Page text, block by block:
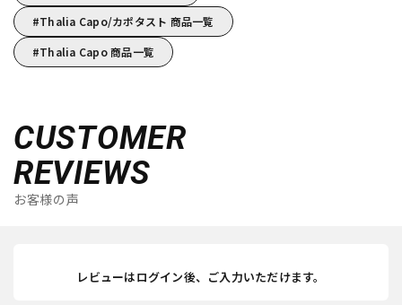
Thalia Capo/カポタスト 商品一覧
Thalia Capo 商品一覧
CUSTOMER
REVIEWS
お客様の声
レビューはログイン後、ご入力いただけます。